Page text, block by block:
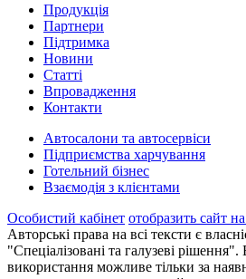
Продукцiя
Партнери
Пiдтримка
Новини
Статті
Впровадження
Контакти
Автосалони та автосервіси
Підприємства харчування
Готельний бізнес
Взаємодія з клієнтами
Особистий кабінет отобразить сайт
Авторські права на всі тексти є
"Спеціалізовані та галузеві рішення".
використання можливе тільки за